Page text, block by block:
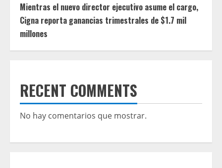
Mientras el nuevo director ejecutivo asume el cargo,
Cigna reporta ganancias trimestrales de $1.7 mil
millones
RECENT COMMENTS
No hay comentarios que mostrar.